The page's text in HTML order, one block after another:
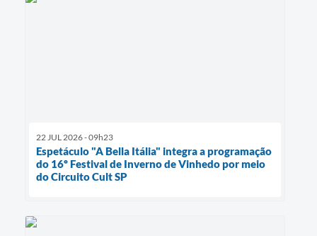
22 JUL 2026 - 09h23
Espetáculo "A Bella Itália" integra a programação
do 16º Festival de Inverno de Vinhedo por meio
do Circuito Cult SP